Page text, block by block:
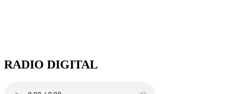
RADIO DIGITAL